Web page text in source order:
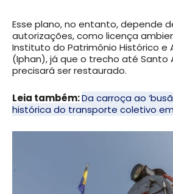
Esse plano, no entanto, depende
autorizações, como licença
Instituto do Patrimônio Histórico e
(Iphan), já que o trecho até
precisará ser restaurado.
Leia também:Da carroça ao
histórica do transporte coletivo